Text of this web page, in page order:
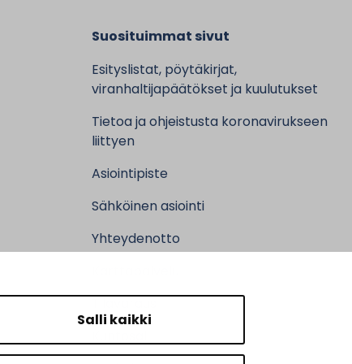
Salli kaikki
Suosituimmat sivut
Esityslistat, pöytäkirjat,
viranhaltijapäätökset ja kuulutukset
Tietoa ja ohjeistusta koronavirukseen
liittyen
Asiointipiste
Sähköinen asiointi
Yhteydenotto